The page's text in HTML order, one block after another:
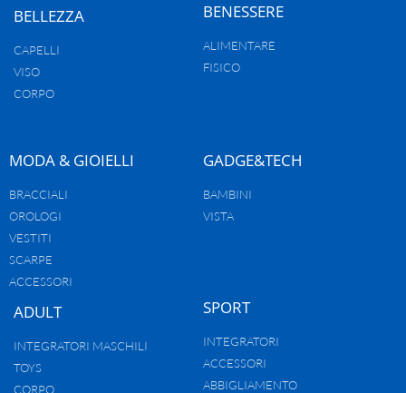
BELLEZZA
CAPELLI
VISO
CORPO
BENESSERE
ALIMENTARE
FISICO
MODA & GIOIELLI
BRACCIALI
OROLOGI
VESTITI
SCARPE
ACCESSORI
GADGE&TECH
BAMBINI
VISTA
ADULT
INTEGRATORI MASCHILI
TOYS
CORPO
SPORT
INTEGRATORI
ACCESSORI
ABBIGLIAMENTO